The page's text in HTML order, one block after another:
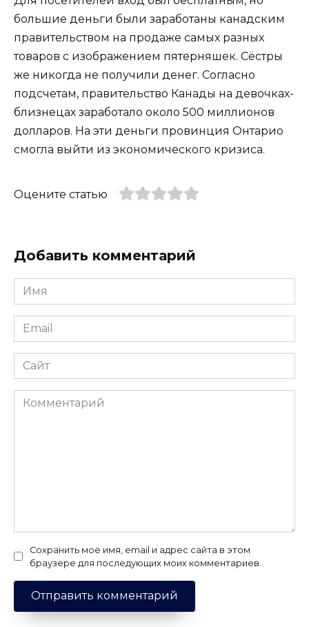
большие деньги были заработаны канадским
правительством на продаже самых разных
товаров с изображением пятерняшек. Сёстры
же никогда не получили денег. Согласно
подсчетам, правительство Канады на девочках-
близнецах заработало около 500 миллионов
долларов. На эти деньги провинция Онтарио
смогла выйти из экономического кризиса.
Оцените статью
Добавить комментарий
Имя
*
Email
*
Сайт
Комментарий
Сохранить моё имя, email и адрес сайта в этом
браузере для последующих моих комментариев.